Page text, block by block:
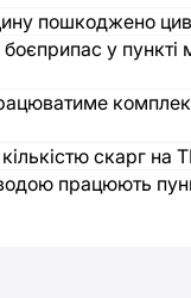
пошкоджено
у пункті
скарг на
працюють